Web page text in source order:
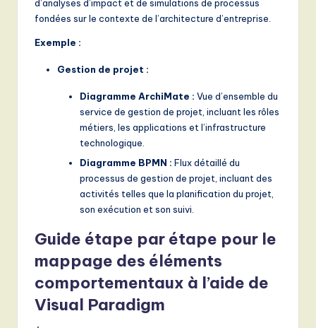
d’analyses d’impact et de simulations de processus
fondées sur le contexte de l’architecture d’entreprise.
Exemple :
Gestion de projet :
Diagramme ArchiMate : Vue d’ensemble du
service de gestion de projet, incluant les rôles
métiers, les applications et l’infrastructure
technologique.
Diagramme BPMN : Flux détaillé du
processus de gestion de projet, incluant des
activités telles que la planification du projet,
son exécution et son suivi.
Guide étape par étape pour le
mappage des éléments
comportementaux à l’aide de
Visual Paradigm